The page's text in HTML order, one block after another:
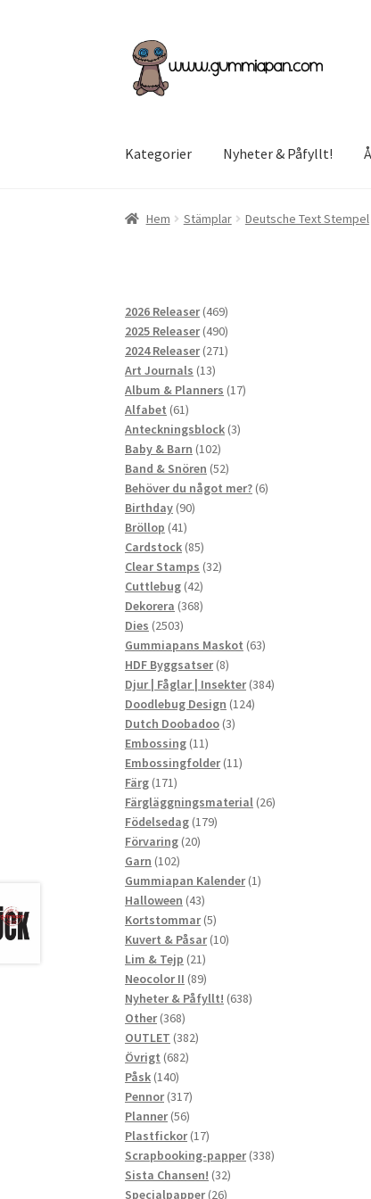
Hoppa
till
navigering
Hoppa
till
innehåll
Kategorier Nyheter & Påfyllt!
Hem Stämplar Deutsche Text Stempel
2026 Releaser 469469
produkter
2025 Releaser 490490
produkter
2024 Releaser 271271
Art Journals 1313
produkter
Album & Planners 1717
Alfabet 6161
produkter
Anteckningsblock 33
Baby & Barn 102102
produkter
Band & Snören 5252
produkter
Behöver du något mer? 66
Birthday 9090
Bröllop 4141
produkter
Cardstock 8585
produkter
Clear Stamps 3232
Cuttlebug 4242
produkter
Dekorera 368368
Dies 25032503
produkter
Gummiapans Maskot 6363
HDF Byggsatser 88
produkter
Djur | Fåglar | Insekter 384384
Doodlebug Design 124124
Dutch Doobadoo 33
Embossing 1111
produkter
Embossingfolder 1111
Färg 171171
produkter
Färgläggningsmaterial 2626
Födelsedag 179179
Förvaring 2020
Garn 102102
produkter
Gummiapan Kalender 11
Halloween 4343
produkter
Kortstommar 55
produkter
Kuvert & Påsar 1010
Lim & Tejp 2121
produkter
Neocolor II 8989
produkter
Nyheter & Påfyllt! 638638
Other 368368
produkter
OUTLET 382382
Övrigt 682682
Påsk 140140
produkter
Pennor 317317
produkter
Planner 5656
produkter
Plastfickor 1717
produkter
Scrapbooking-papper 338338
Sista Chansen! 3232
Specialpapper 2626